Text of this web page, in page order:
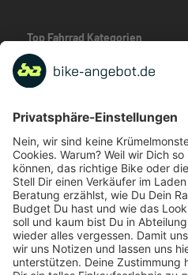
Top Fahrrad Kategorien
Beliebte Fahrrad-Kategorien
Marken-Highlights
TOP-Marken
ZAHLUNGSARTEN / RATENKAUF